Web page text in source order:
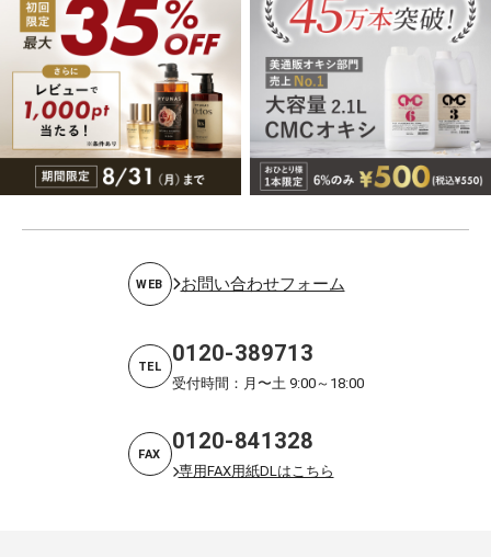
WEB お問い合わせフォーム
TEL 0120-389713
受付時間：月〜土 9:00～18:00
FAX 0120-841328
専用FAX用紙DLはこちら